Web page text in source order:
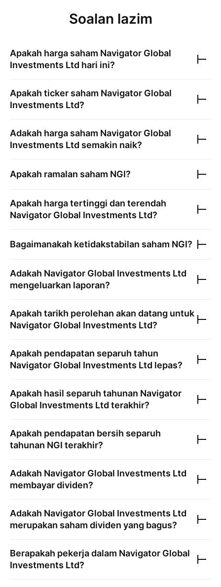
Soalan lazim
Apakah harga saham Navigator Global
Investments Ltd hari ini?
Apakah ticker saham Navigator Global
Investments Ltd?
Adakah harga saham Navigator Global
Investments Ltd semakin naik?
Apakah ramalan saham NGI?
Apakah harga tertinggi dan terendah
Navigator Global Investments Ltd?
Bagaimanakah ketidakstabilan saham NGI?
Adakah Navigator Global Investments Ltd
mengeluarkan laporan?
Apakah tarikh perolehan akan datang untuk
Navigator Global Investments Ltd?
Apakah pendapatan separuh tahun
Navigator Global Investments Ltd lepas?
Apakah hasil separuh tahunan Navigator
Global Investments Ltd terakhir?
Apakah pendapatan bersih separuh
tahunan NGI terakhir?
Adakah Navigator Global Investments Ltd
membayar dividen?
Adakah Navigator Global Investments Ltd
merupakan saham dividen yang bagus?
Berapakah pekerja dalam Navigator Global
Investments Ltd?